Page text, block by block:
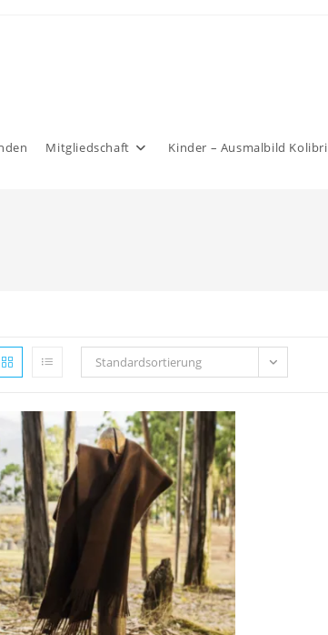
Mitgliedschaft Kinder – Ausmalbild Kolibri
Standardsortierung